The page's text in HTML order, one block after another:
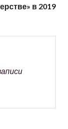
в 2019